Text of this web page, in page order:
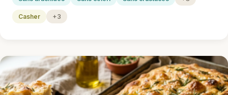
Casher +3